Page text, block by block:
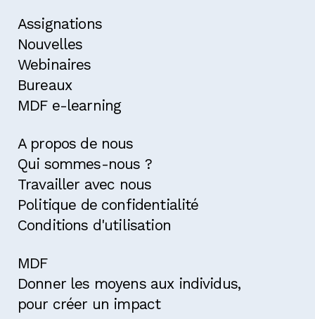
Assignations
Nouvelles
Webinaires
Bureaux
MDF e-learning
A propos de nous
Qui sommes-nous ?
Travailler avec nous
Politique de confidentialité
Conditions d'utilisation
MDF
Donner les moyens aux individus,
pour créer un impact